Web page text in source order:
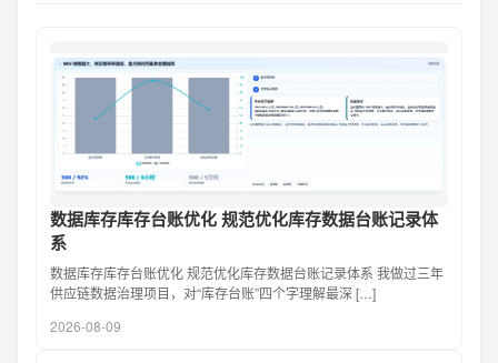
数据库存库存台账优化 规范优化库存数据台账记录体
系
数据库存库存台账优化 规范优化库存数据台账记录体系 我做过三年
供应链数据治理项目，对“库存台账”四个字理解最深 […]
2026-08-09